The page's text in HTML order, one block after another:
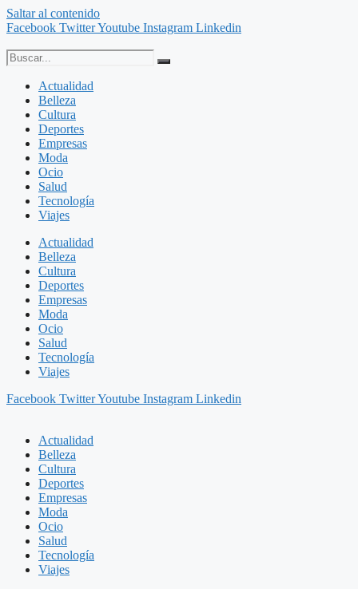
Saltar al contenido
Facebook TwitterYoutube Instagram Linkedin
Actualidad
Belleza
Cultura
Deportes
Empresas
Moda
Ocio
Salud
Tecnología
Viajes
Actualidad
Belleza
Cultura
Deportes
Empresas
Moda
Ocio
Salud
Tecnología
Viajes
Facebook TwitterYoutube Instagram Linkedin
Actualidad
Belleza
Cultura
Deportes
Empresas
Moda
Ocio
Salud
Tecnología
Viajes